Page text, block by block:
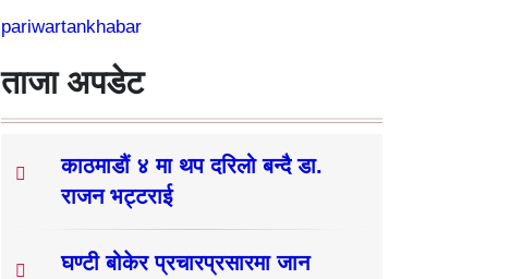
pariwartankhabar
ताजा अपडेट
काठमाडौं ४ मा थप दरिलो बन्दै डा.
राजन भट्टराई
घण्टी बोकेर प्रचारप्रसारमा जान